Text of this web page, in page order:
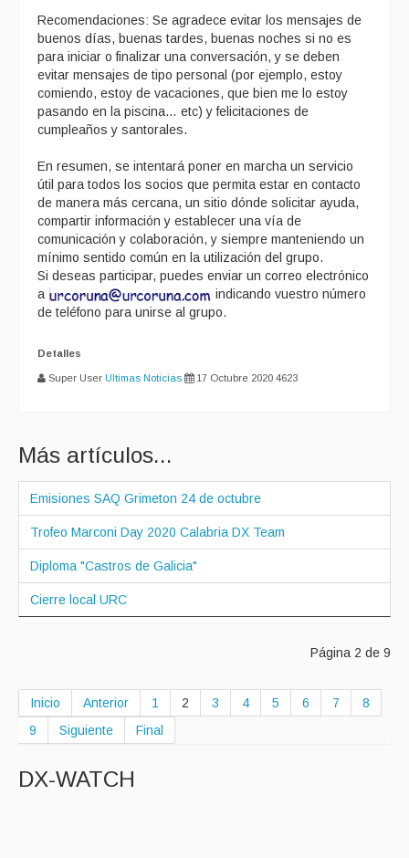
Recomendaciones: Se agradece evitar los mensajes de
buenos días, buenas tardes, buenas noches si no es
para iniciar o finalizar una conversación, y se deben
evitar mensajes de tipo personal (por ejemplo, estoy
comiendo, estoy de vacaciones, que bien me lo estoy
pasando en la piscina… etc) y felicitaciones de
cumpleaños y santorales.
En resumen, se intentará poner en marcha un servicio
útil para todos los socios que permita estar en contacto
de manera más cercana, un sitio dónde solicitar ayuda,
compartir información y establecer una vía de
comunicación y colaboración, y siempre manteniendo un
mínimo sentido común en la utilización del grupo.
Si deseas participar, puedes enviar un correo electrónico
a
indicando vuestro número
de teléfono para unirse al grupo.
Detalles
Super User Ultimas Noticias 17 Octubre 2020 4623
Más artículos...
Emisiones SAQ Grimeton 24 de octubre
Trofeo Marconi Day 2020 Calabria DX Team
Diploma "Castros de Galicia"
Cierre local URC
Página 2 de 9
Inicio Anterior 1 2 3 4 5 6 7
8
9
Siguiente Final
DX-WATCH